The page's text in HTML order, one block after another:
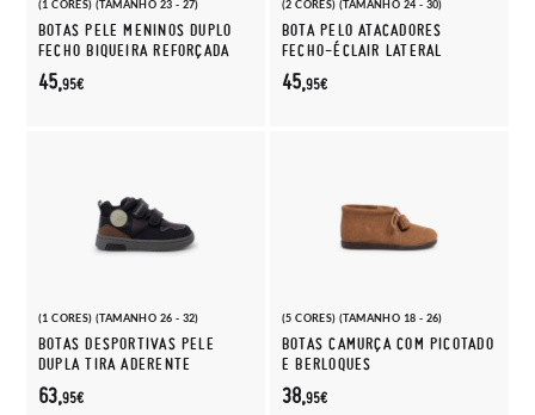
(1 CORES) (TAMANHO 23 - 27)
BOTAS PELE MENINOS DUPLO
FECHO BIQUEIRA REFORÇADA
45,95€
(2 CORES) (TAMANHO 24 - 30)
BOTA PELO ATACADORES
FECHO-ÉCLAIR LATERAL
45,95€
(1 CORES) (TAMANHO 26 - 32)
BOTAS DESPORTIVAS PELE
DUPLA TIRA ADERENTE
63,95€
(5 CORES) (TAMANHO 18 - 26)
BOTAS CAMURÇA COM PICOTADO
E BERLOQUES
38,95€